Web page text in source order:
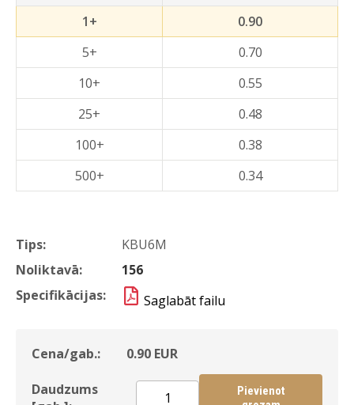
Tips:
KBU6M
Noliktavā:
156
Specifikācijas:
Saglabāt failu
Cena/gab.: 0.90 EUR
Daudzums
Pievienot
1+
0.90
5+
0.70
10+
0.55
25+
0.48
100+
0.38
500+
0.34